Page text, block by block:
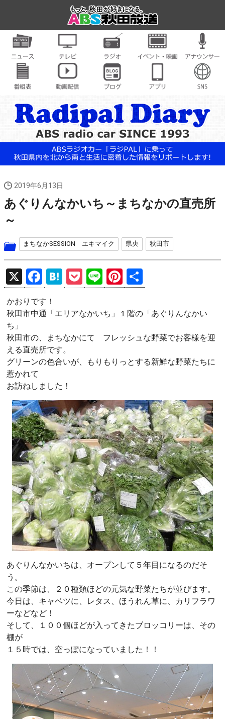
2019年6月13日
あぐりんなかいち～まちなかの直売所
～
まちなかSESSION エキマイク 県央 秋田市
X
F
a
ce
o
o
H
at
e
a
P
o
ck
Li
n
e
Pi
nt
er
t
有
かおりです！
秋田市中通「エリアなかいち」１階の「あぐりんなかい
ち」
秋田市の、まちなかにて フレッシュな野菜でお客様を迎
える直売所です。
グリーンの色合いが、もりもりっとする新鮮な野菜たちに
惹かれて
お訪ねしました！
あぐりんなかいちは、オープンして５年目になるのだそ
う。
この季節は、２０種類ほどの元気な野菜たちが並びます。
今日は、キャベツに、レタス、ほうれん草に、カリフラワ
ーなどなど！
そして、１００個ほどが入ってきたブロッコリーは、その
棚が
１５時では、空っぽになっていました！！